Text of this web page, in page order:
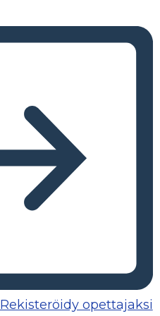
Rekisteröidy opettajaksi